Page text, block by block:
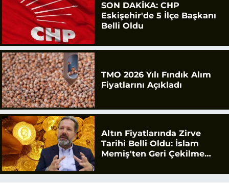
SON DAKİKA: CHP
Eskişehir'de 5 İlçe Başkanı
Belli Oldu
TMO 2026 Yılı Fındık Alım
Fiyatlarını Açıkladı
Altın Fiyatlarında Zirve
Tarihi Belli Oldu: İslam
Memiş'ten Geri Çekilme